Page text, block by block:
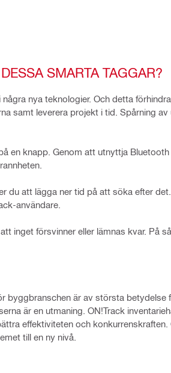
SMARTA TAGGAR?
nya teknologier. Och detta
samt leverera projekt i tid. Spårning
knapp. Genom att utnyttja
att lägga ner tid på att söka efter
användare.
inget försvinner eller lämnas kvar. På
byggbranschen är av största
är en utmaning. ON!Track
effektiviteten och
till en ny nivå.